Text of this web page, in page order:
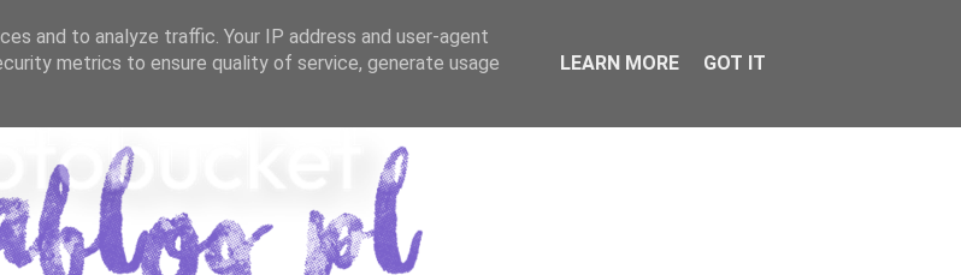
and to analyze traffic. Your IP address and user-agent
metrics to ensure quality of service, generate usage
LEARN MORE GOT IT